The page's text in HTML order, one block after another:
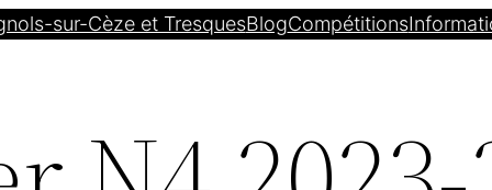
sur-Cèze et TresquesBlogCompétitions